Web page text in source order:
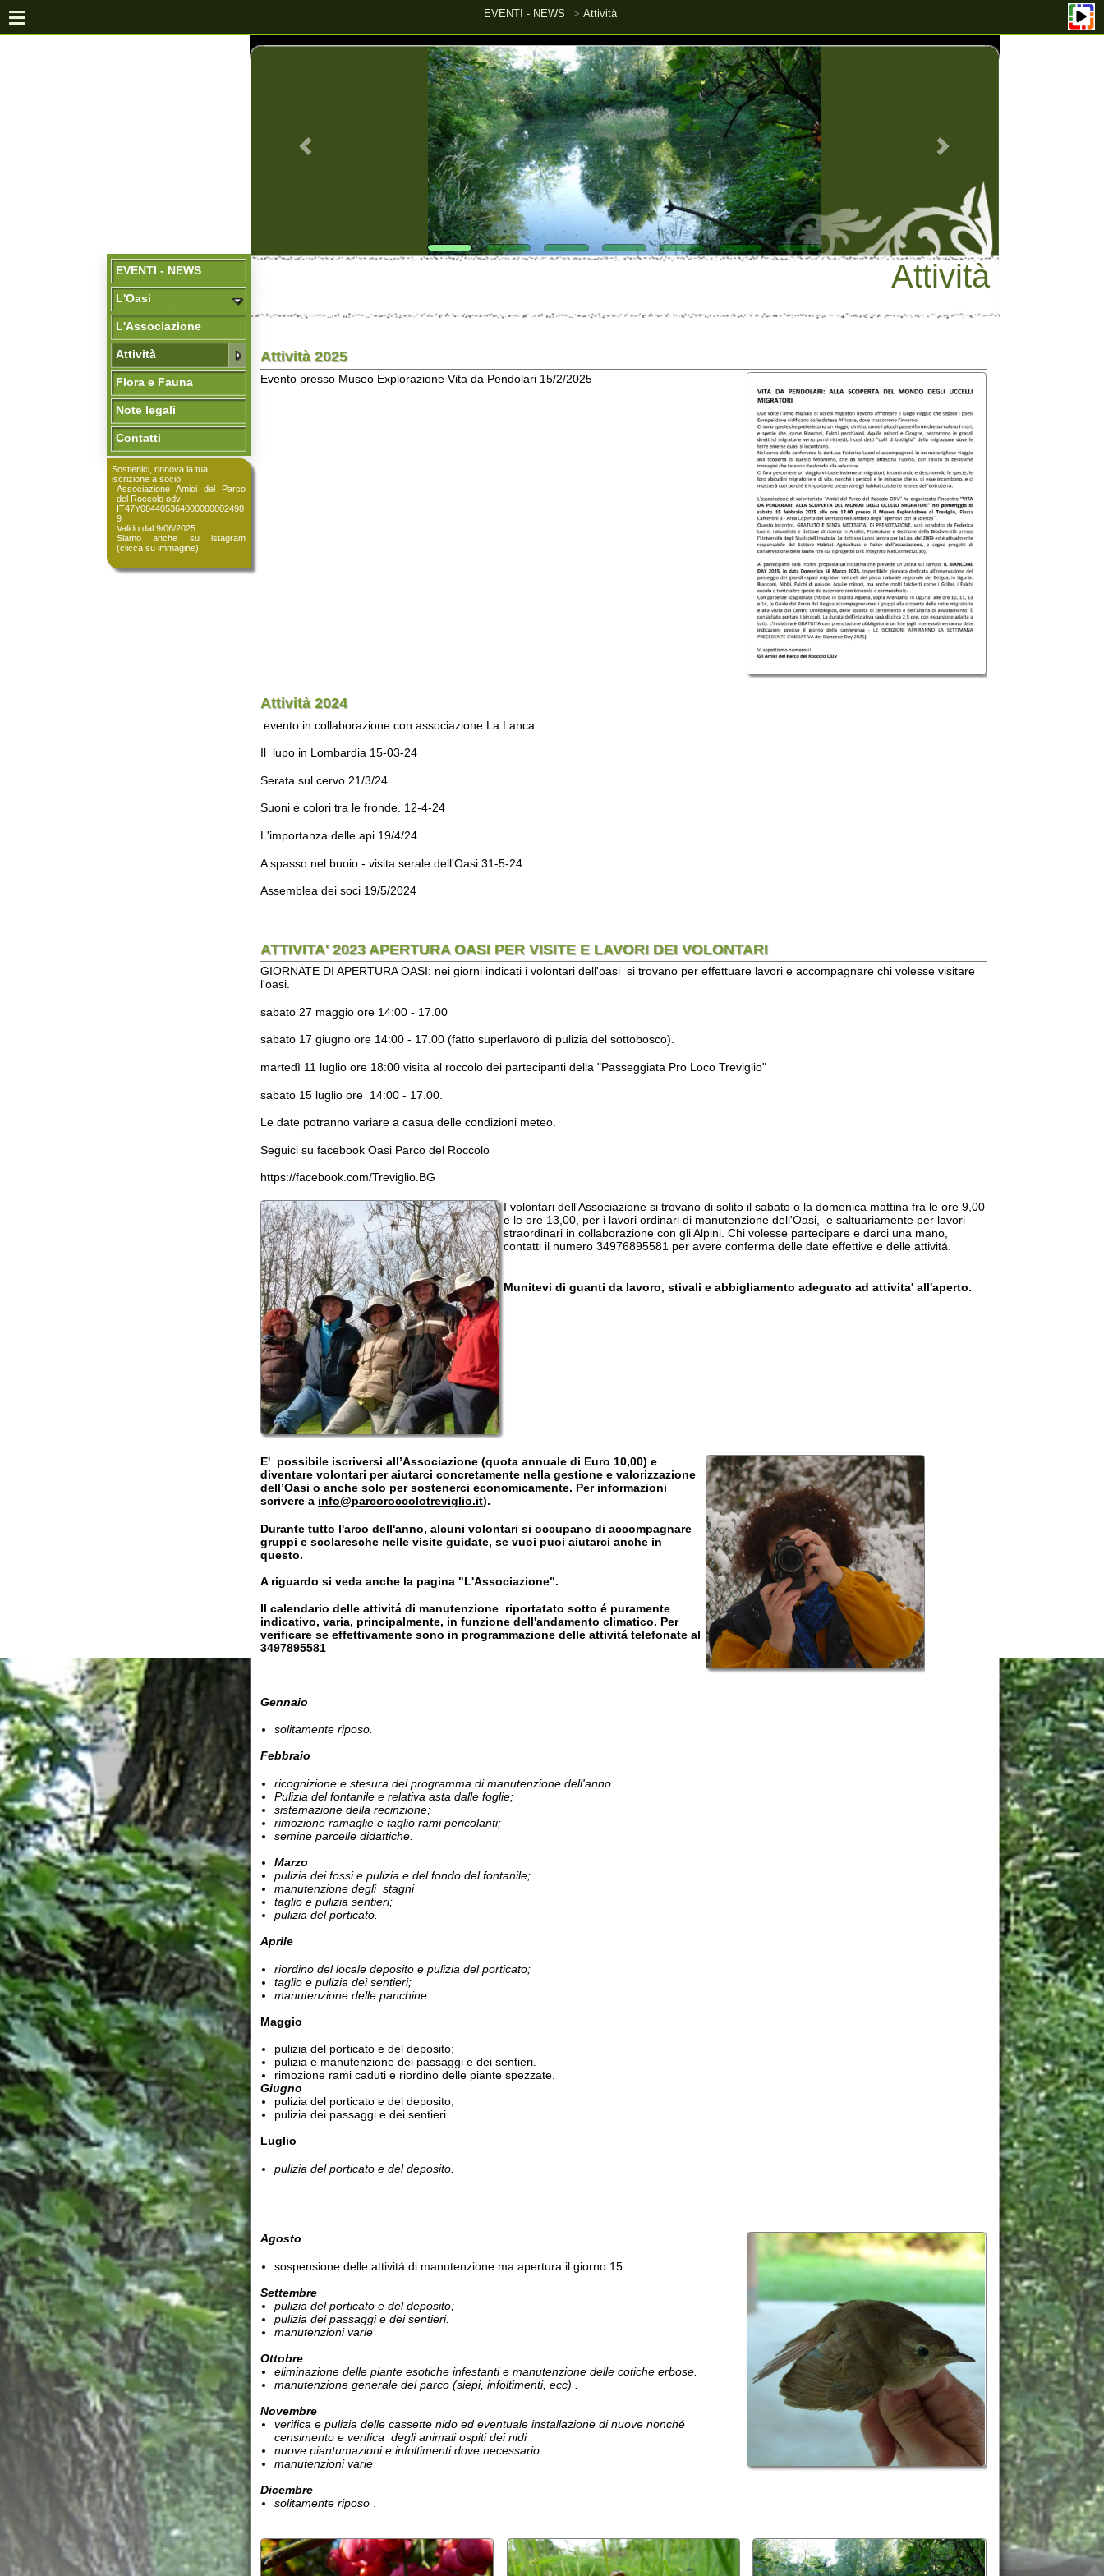
EVENTI - NEWS Attività
L'Oasi
L'Associazione
Attività
Flora e Fauna
Note legali
Contatti
Sostienici, rinnova la tua
iscrizione a socio
Associazione Amici del Parco
del Roccolo odv
Valido dal 9/06/2025
Siamo anche su istagram
(clicca su immagine)
Attività
Evento presso Museo Explorazione Vita da Pendolari 15/2/2025
Serata sul cervo 21/3/24
L'importanza delle api 19/4/24
A spasso nel buoio - visita serale dell'Oasi 31-5-24
Assemblea dei soci 19/5/2024
ATTIVITA' 2023 APERTURA OASI PER VISITE E LAVORI DEI VOLONTARI
l'oasi.
sabato 17 giugno ore 14:00 - 17.00 (fatto superlavoro di pulizia del sottobosco).
martedì 11 luglio ore 18:00 visita al roccolo dei partecipanti della "Passeggiata Pro Loco Treviglio"
Le date potranno variare a casua delle condizioni meteo.
Seguici su facebook Oasi Parco del Roccolo
https://facebook.com/Treviglio.BG
straordinari in collaborazione con gli Alpini. Chi volesse partecipare e darci una mano,
E' possibile iscriversi all’Associazione (quota annuale di Euro 10,00) e
diventare volontari per aiutarci concretamente nella gestione e valorizzazione
dell’Oasi o anche solo per sostenerci economicamente. Per informazioni
scrivere a
info@parcoroccolotreviglio.it).
Durante tutto l'arco dell'anno, alcuni volontari si occupano di accompagnare
gruppi e scolaresche nelle visite guidate, se vuoi puoi aiutarci anche in
questo.
A riguardo si veda anche la pagina "L'Associazione".
Il calendario delle attivitá di manutenzione riportatato sotto é puramente
indicativo, varia, principalmente, in funzione dell'andamento climatico. Per
verificare se effettivamente sono in programmazione delle attivitá telefonate al
3497895581
Gennaio
ricognizione e stesura del programma di manutenzione dell'anno.
Pulizia del fontanile e relativa asta dalle foglie;
sistemazione della recinzione;
rimozione ramaglie e taglio rami pericolanti;
pulizia dei fossi e pulizia e del fondo del fontanile;
taglio e pulizia sentieri;
Aprile
riordino del locale deposito e pulizia del porticato;
taglio e pulizia dei sentieri;
manutenzione delle panchine.
Maggio
pulizia del porticato e del deposito;
pulizia e manutenzione dei passaggi e dei sentieri.
rimozione rami caduti e riordino delle piante spezzate.
Giugno
pulizia del porticato e del deposito;
pulizia dei passaggi e dei sentieri
Luglio
pulizia del porticato e del deposito.
Agosto
sospensione delle attivitá di manutenzione ma apertura il giorno 15.
Settembre
pulizia del porticato e del deposito;
pulizia dei passaggi e dei sentieri.
manutenzioni varie
Ottobre
manutenzione generale del parco (siepi, infoltimenti, ecc) .
manutenzioni varie
Dicembre
solitamente riposo